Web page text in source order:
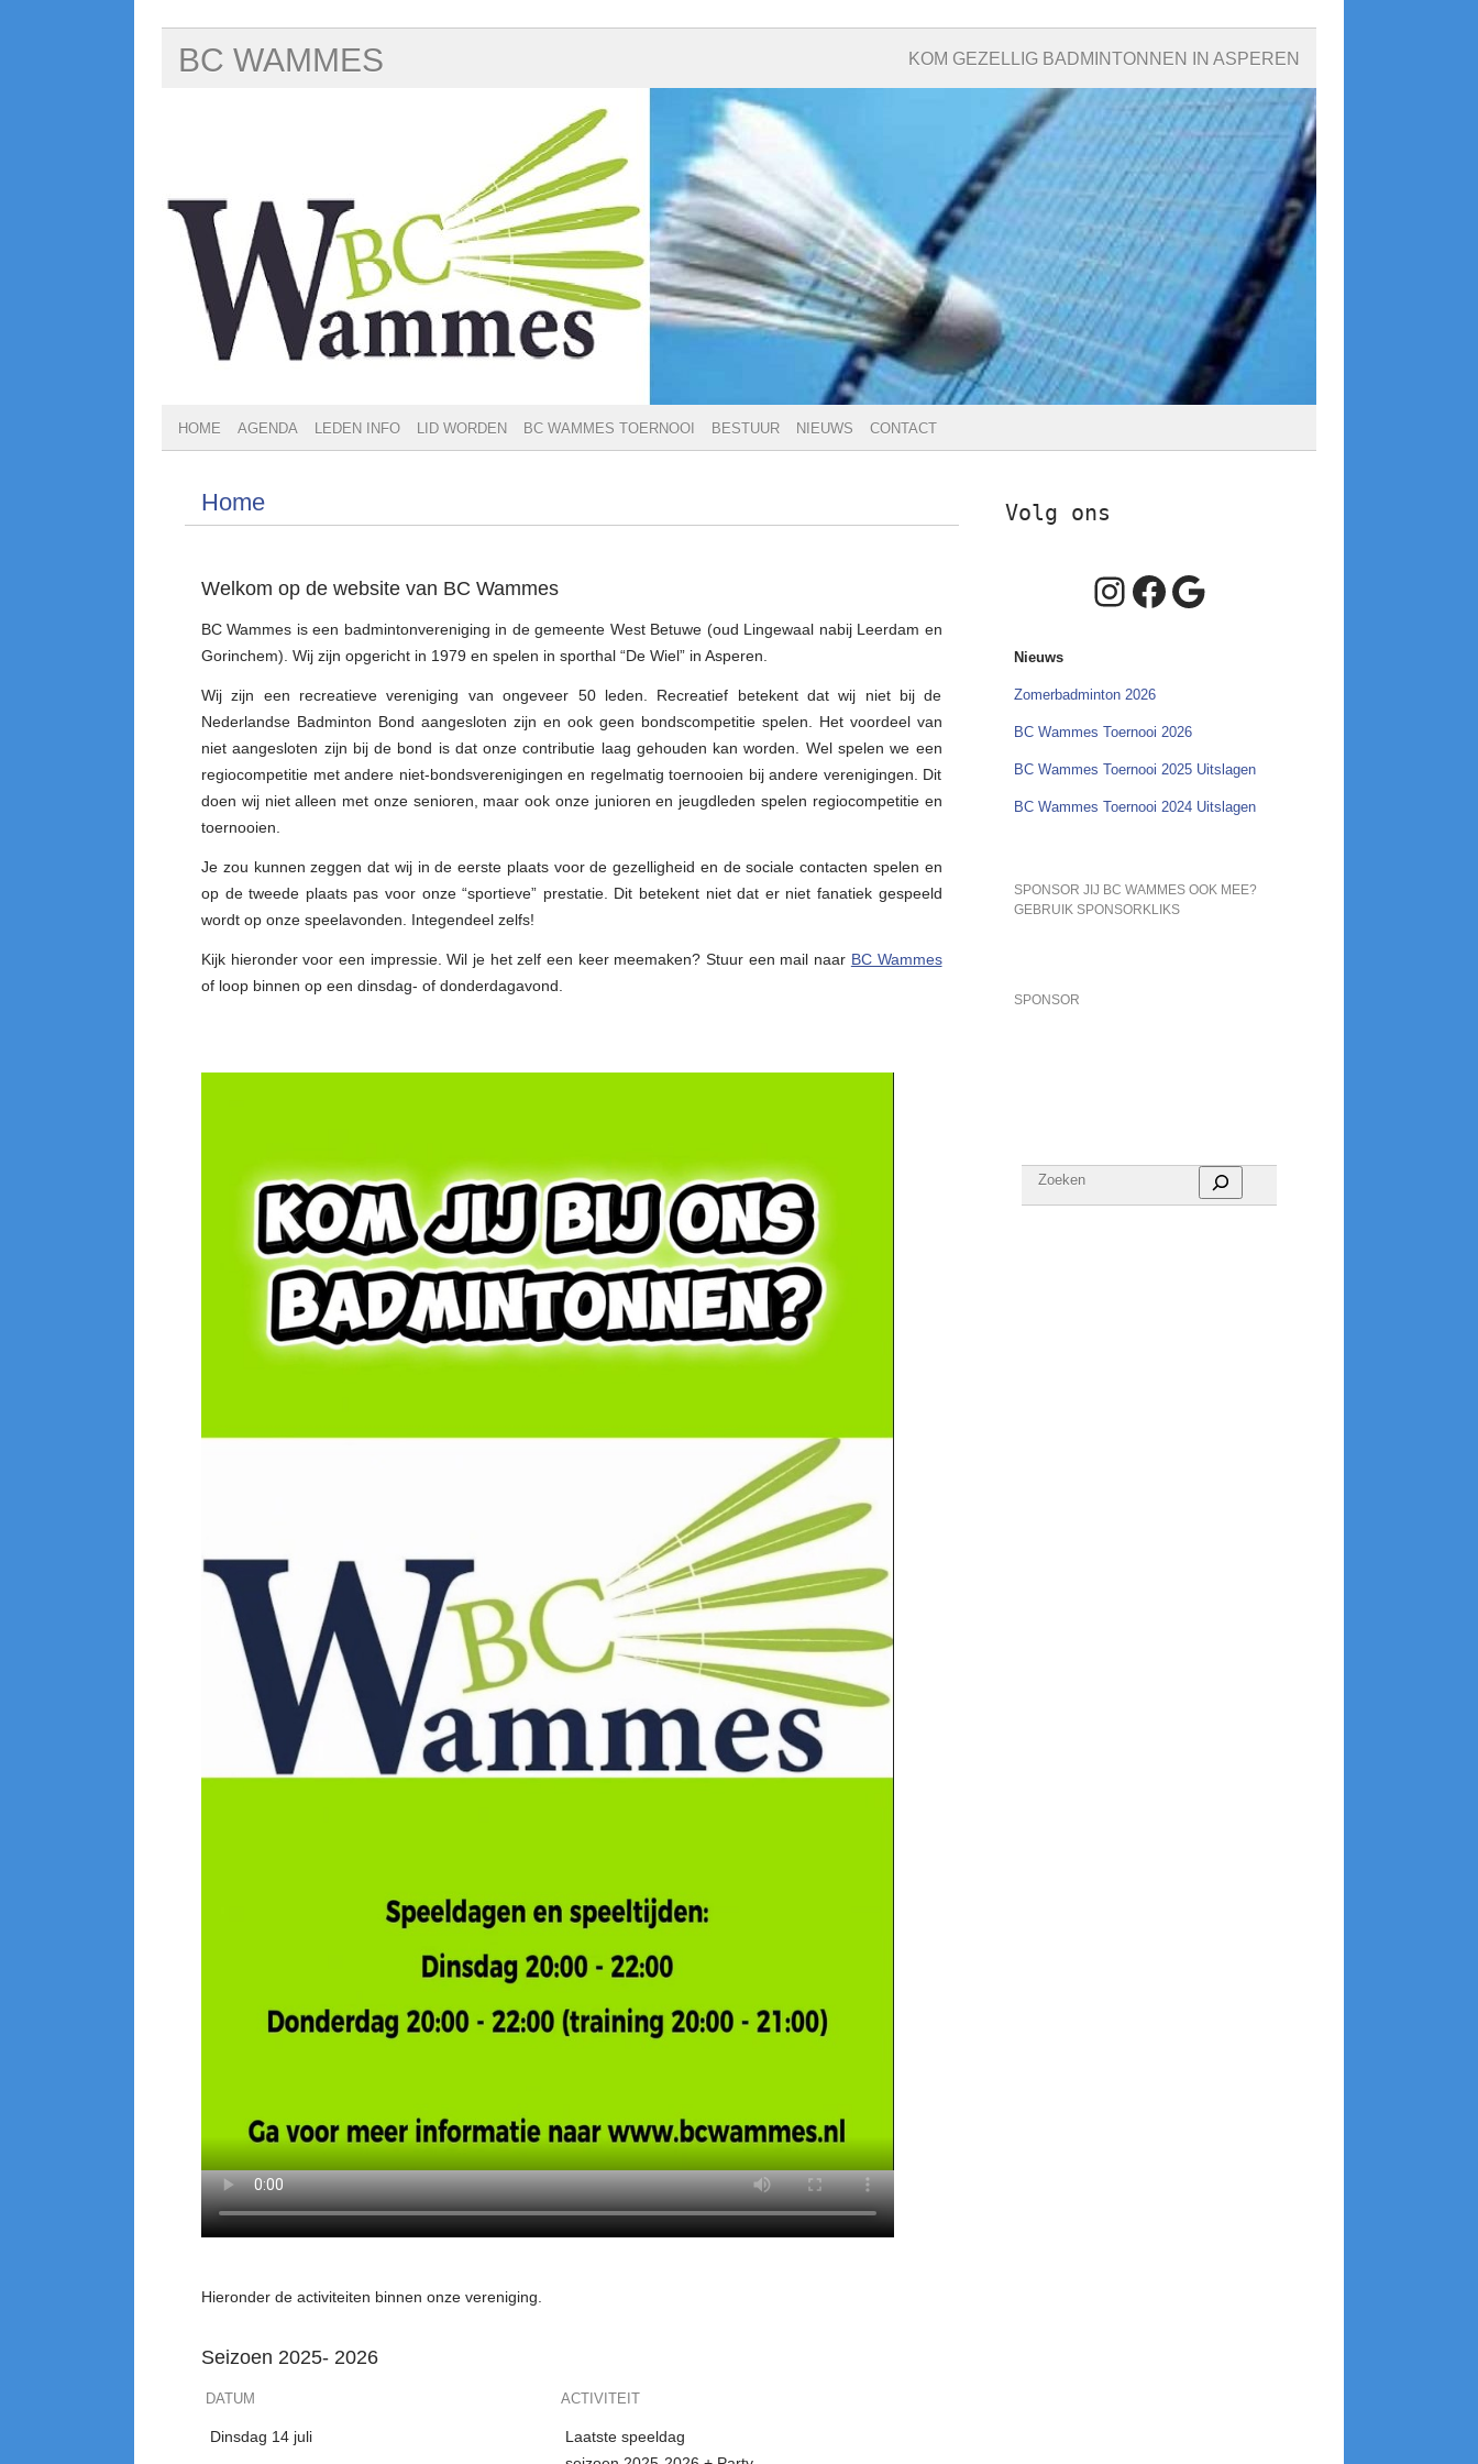
BC WAMMES KOM GEZELLIG BADMINTONNEN IN ASPEREN
HOME AGENDA LEDEN INFO LID WORDEN BC WAMMES TOERNOOI BESTUUR NIEUWS CONTACT
Home
Welkom op de website van BC Wammes
BC Wammes is een badmintonvereniging in de gemeente West Betuwe (oud Lingewaal nabij Leerdam en
Gorinchem). Wij zijn opgericht in 1979 en spelen in sporthal “De Wiel” in Asperen.
Wij zijn een recreatieve vereniging van ongeveer 50 leden. Recreatief betekent dat wij niet bij de
Nederlandse Badminton Bond aangesloten zijn en ook geen bondscompetitie spelen. Het voordeel van
niet aangesloten zijn bij de bond is dat onze contributie laag gehouden kan worden. Wel spelen we een
regiocompetitie met andere niet-bondsverenigingen en regelmatig toernooien bij andere verenigingen. Dit
doen wij niet alleen met onze senioren, maar ook onze junioren en jeugdleden spelen regiocompetitie en
toernooien.
Je zou kunnen zeggen dat wij in de eerste plaats voor de gezelligheid en de sociale contacten spelen en
op de tweede plaats pas voor onze “sportieve” prestatie. Dit betekent niet dat er niet fanatiek gespeeld
wordt op onze speelavonden. Integendeel zelfs!
Kijk hieronder voor een impressie. Wil je het zelf een keer meemaken? Stuur een mail naar BC Wammes
of loop binnen op een dinsdag- of donderdagavond.
Hieronder de activiteiten binnen onze vereniging.
Seizoen 2025- 2026
DATUM ACTIVITEIT
Dinsdag 14 juli
Laatste speeldag
Volg ons
Instagram
Facebook
Google
Nieuws
Zomerbadminton 2026
BC Wammes Toernooi 2026
BC Wammes Toernooi 2025 Uitslagen
BC Wammes Toernooi 2024 Uitslagen
SPONSOR JIJ BC WAMMES OOK MEE?
GEBRUIK SPONSORKLIKS
SPONSOR
Zoeken